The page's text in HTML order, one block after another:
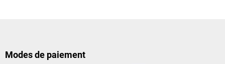
Modes de paiement